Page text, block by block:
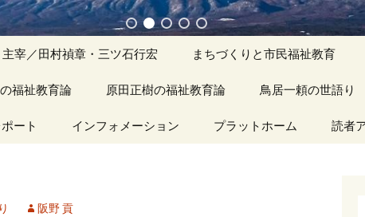
主宰／田村禎章・三ツ石行宏 まちづくりと市民福祉教育
アーカイブ（１）
福祉教育論
ブ（１）
原田正樹の福祉教育論
アーカイブ（１）
鳥居一頼の世語り
アーカイブ（１）
ート インフォメーション プラットホーム 読者
阪野 貢